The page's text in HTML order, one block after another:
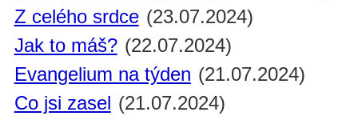
Z celého srdce (23.07.2024)
Jak to máš? (22.07.2024)
Evangelium na týden (21.07.2024)
Co jsi zasel (21.07.2024)